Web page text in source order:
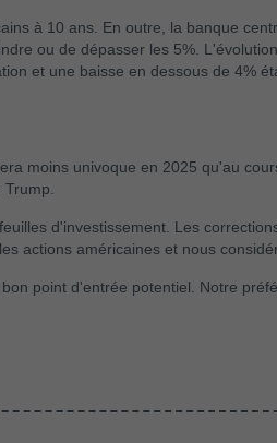
à 10 ans. En outre, la banque
ou de dépasser les 5%.
et une baisse en dessous de 4%
moins univoque en 2025 qu'au
Trump.
d'investissement. Les
actions américaines et nous
point d'entrée potentiel. Notre